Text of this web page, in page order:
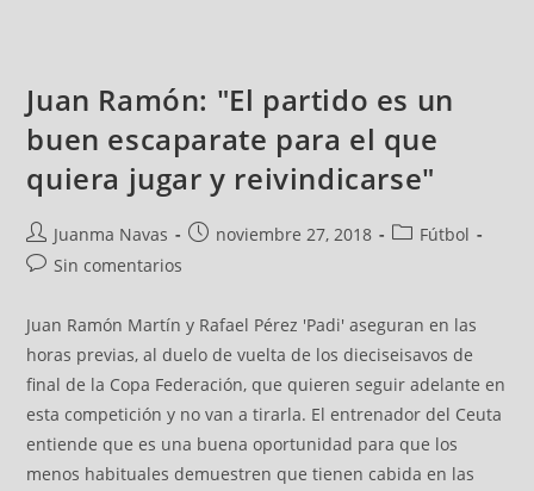
Juan Ramón: "El partido es un
buen escaparate para el que
quiera jugar y reivindicarse"
Juanma Navas noviembre 27, 2018
Fútbol
Sin comentarios
Juan Ramón Martín y Rafael Pérez 'Padi' aseguran en las
horas previas, al duelo de vuelta de los dieciseisavos de
final de la Copa Federación, que quieren seguir adelante en
esta competición y no van a tirarla. El entrenador del Ceuta
entiende que es una buena oportunidad para que los
menos habituales demuestren que tienen cabida en las